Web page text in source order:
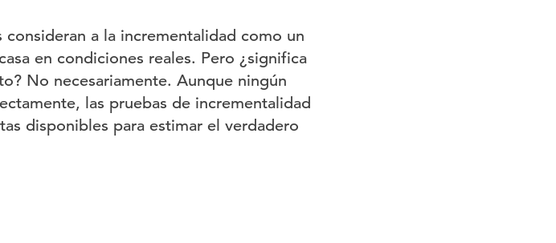
a la incrementalidad como un
en condiciones reales. Pero ¿significa
No necesariamente. Aunque ningún
las pruebas de incrementalidad
disponibles para estimar el verdadero